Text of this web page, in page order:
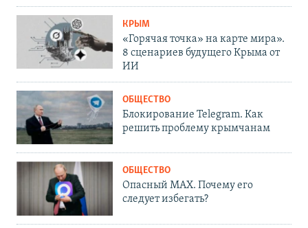
КРЫМ
«Горячая точка» на карте мира».
8 сценариев будущего Крыма от
ИИ
ОБЩЕСТВО
Блокирование Telegram. Как
решить проблему крымчанам
ОБЩЕСТВО
Опасный MAX. Почему его
следует избегать?